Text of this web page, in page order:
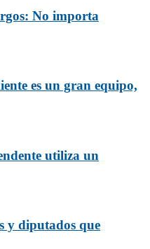
No importa
es un gran equipo,
utiliza un
y diputados que